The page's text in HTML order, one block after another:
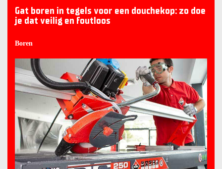
Gat boren in tegels voor een douchekop: zo doe
je dat veilig en foutloos
Boren